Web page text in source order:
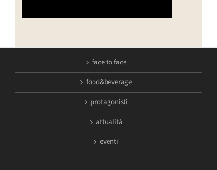
face to face
food&beverage
protagonisti
attualità
eventi